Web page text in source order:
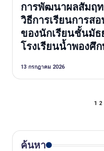
การพัฒนาผลสัมฤท
วิธีการเรียนการส
ของนักเรียนชั้นมั
โรงเรียนน้ำพองศึ
13 กรกฎาคม 2026
1 2
ค้นหา